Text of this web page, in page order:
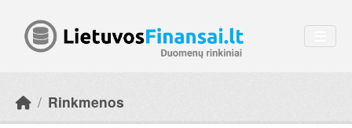
Rinkmenos